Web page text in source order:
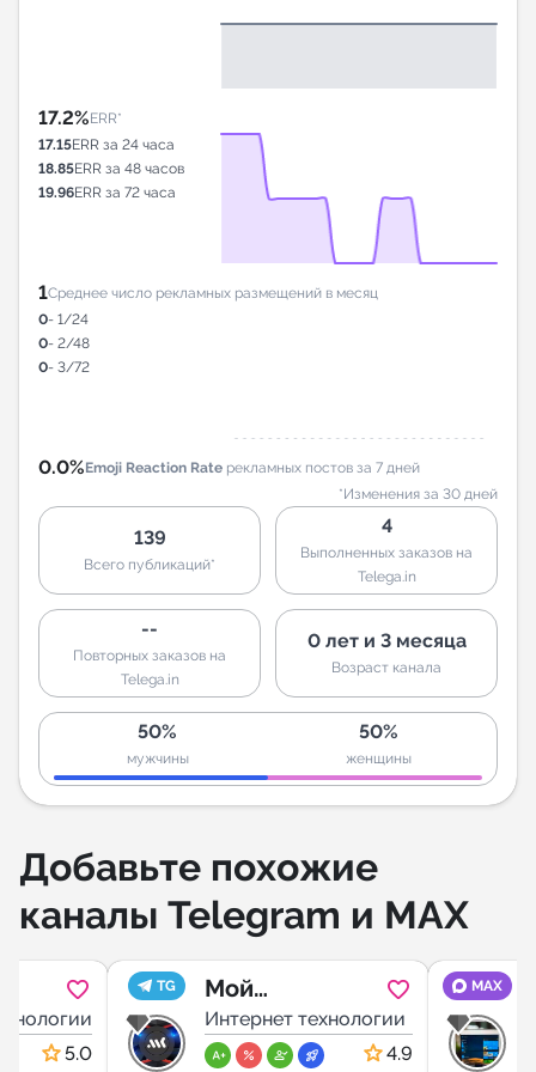
17.2%ERR*
17.15ERR за 24 часа
18.85ERR за 48 часов
19.96ERR за 72 часа
1Среднее число рекламных размещений в месяц
0- 1/24
0- 2/48
0- 3/72
0.0%Emoji Reaction Rate рекламных постов за 7 дней
*Изменения за 30 дней
139
Всего публикаций*
4
Выполненных заказов на
Telega.in
--
Повторных заказов на
Telega.in
0 лет и 3 месяца
Возраст канала
50%
мужчины
50%
женщины
Добавьте похожие
каналы Telegram и MAX
5.0
TG
Мой
Компьютер
Интернет технологии
4.9
MAX